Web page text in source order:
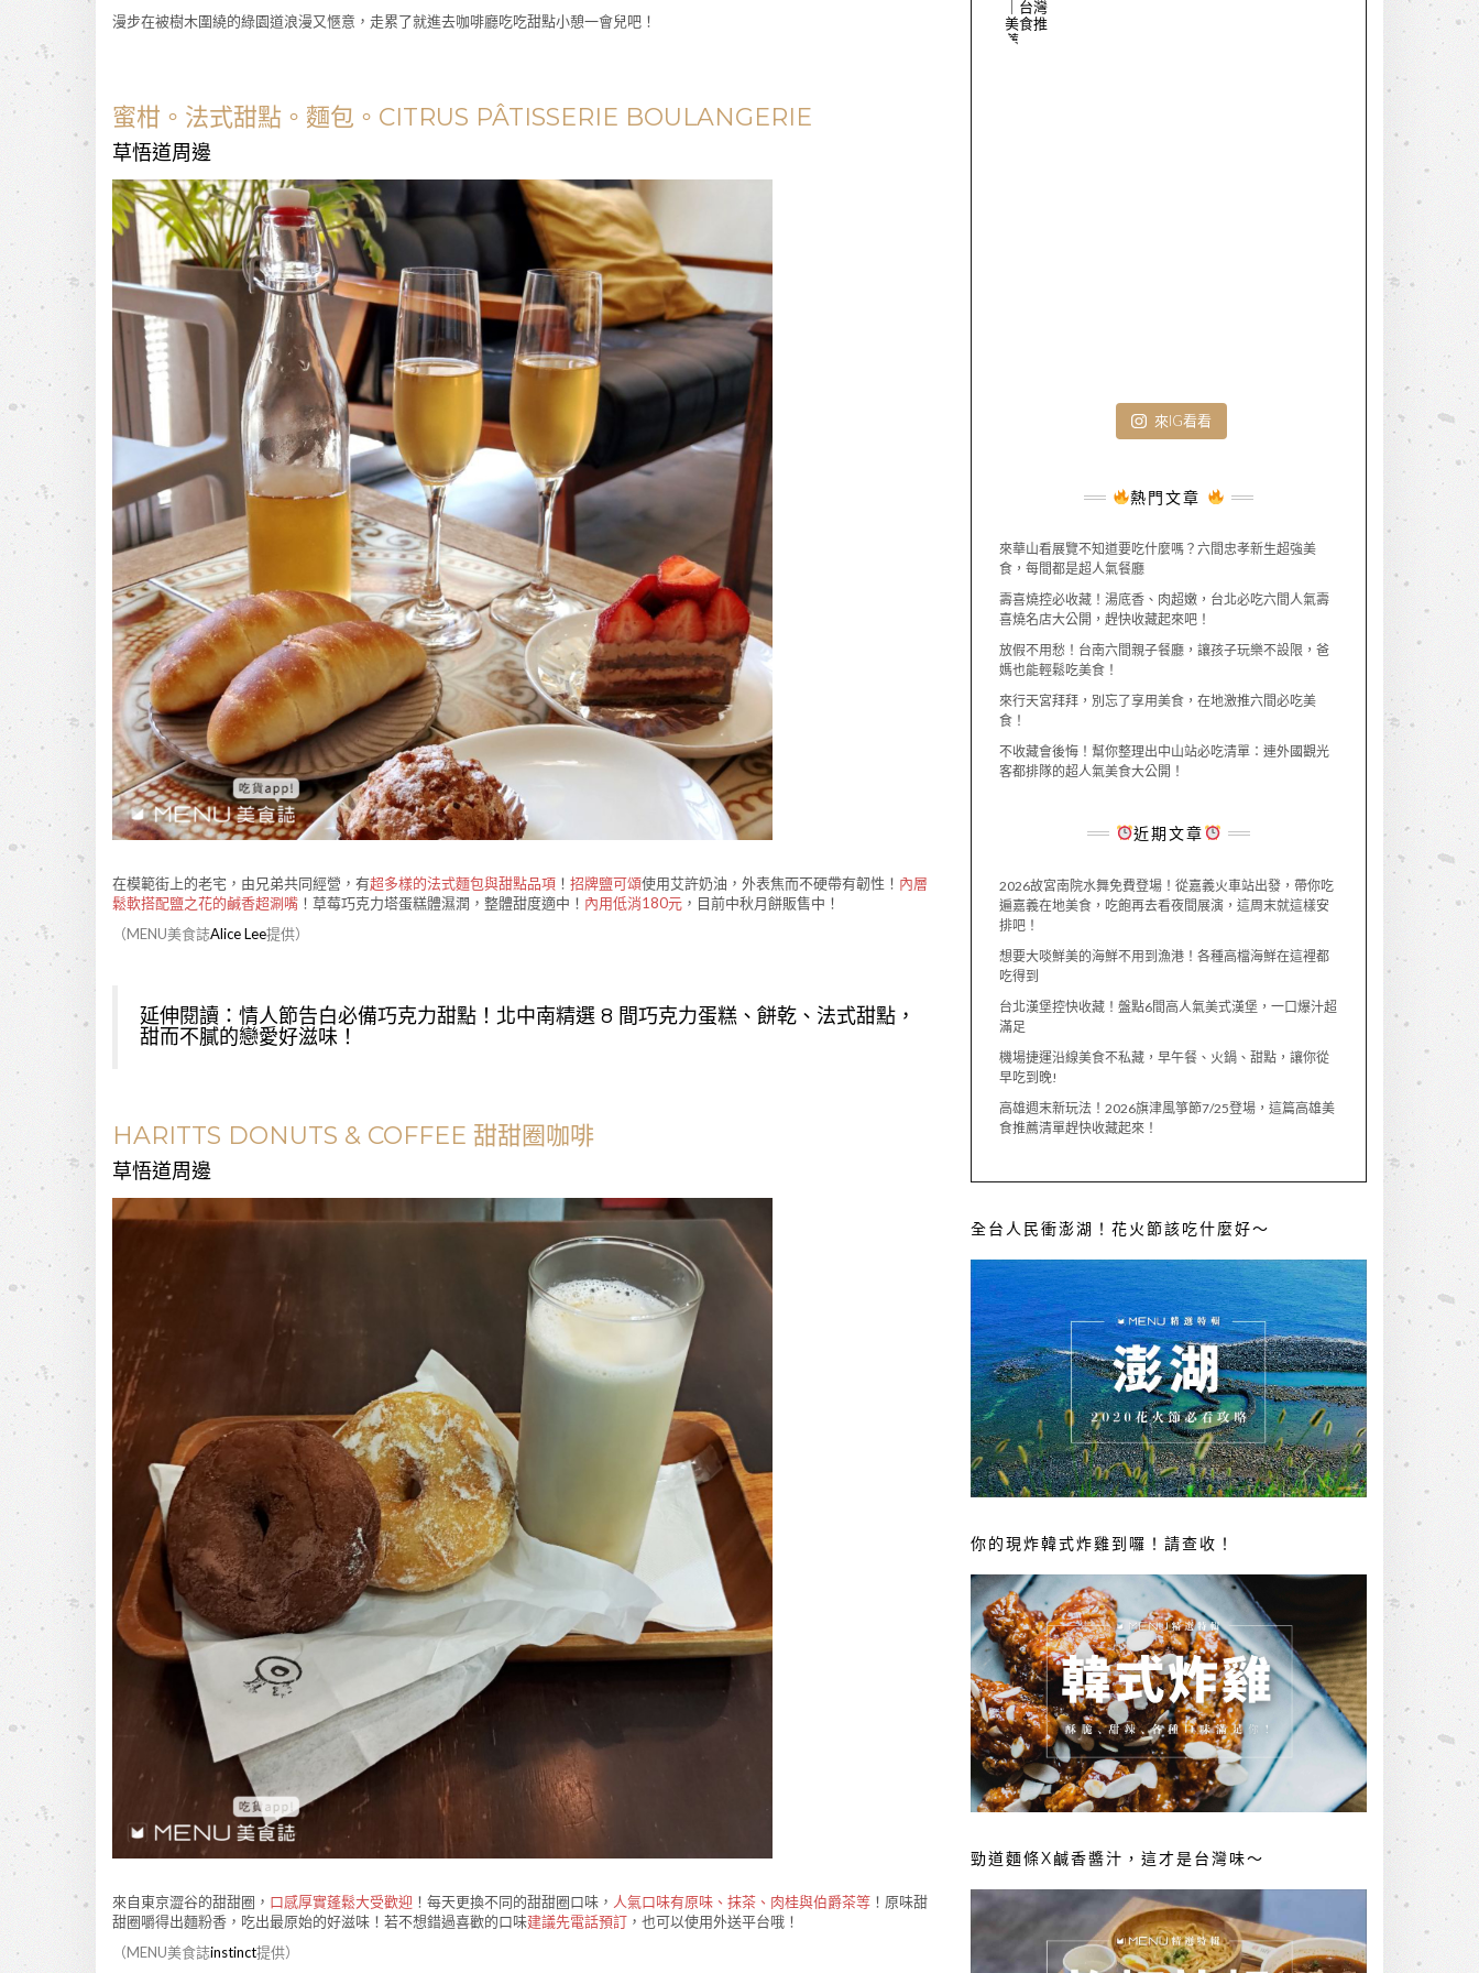
漫步在被樹木圍繞的綠園道浪漫又愜意，走累了就進去咖啡廳吃吃甜點小憩一會兒吧！
蜜柑。法式甜點。麵包。CITRUS PÂTISSERIE BOULANGERIE
草悟道周邊
在模範街上的老宅，由兄弟共同經營，有超多樣的法式麵包與甜點品項 ！ 招牌鹽可頌使用艾許奶油，外表焦而不硬帶有韌性！ 內層
鬆軟搭配鹽之花的鹹香超涮嘴 ！草莓巧克力塔蛋糕體濕潤，整體甜度適中！ 內用低消180元 ，目前中秋月餅販售中！
（MENU美食誌Alice Lee提供）
延伸閱讀： 情人節告白必備巧克力甜點！北中南精選 8 間巧克力蛋糕、餅乾、法式甜點，
甜而不膩的戀愛好滋味！
HARITTS DONUTS & COFFEE 甜甜圈咖啡
草悟道周邊
來自東京澀谷的甜甜圈， 口感厚實蓬鬆大受歡迎 ！每天更換不同的甜甜圈口味， 人氣口味有原味、抹茶、肉桂與伯爵茶等 ！原味甜
甜圈嚼得出麵粉香，吃出最原始的好滋味！若不想錯過喜歡的口味建議先電話預訂 ，也可以使用外送平台哦！
（MENU美食誌instinct提供）
來IG看看
熱門文章
來華山看展覽不知道要吃什麼嗎？六間忠孝新生超強美
食，每間都是超人氣餐廳
壽喜燒控必收藏！湯底香、肉超嫩，台北必吃六間人氣壽
喜燒名店大公開，趕快收藏起來吧！
放假不用愁！台南六間親子餐廳，讓孩子玩樂不設限，爸
媽也能輕鬆吃美食！
來行天宮拜拜，別忘了享用美食，在地激推六間必吃美
食！
不收藏會後悔！幫你整理出中山站必吃清單：連外國觀光
客都排隊的超人氣美食大公開！
近期文章
2026故宮南院水舞免費登場！從嘉義火車站出發，帶你吃
遍嘉義在地美食，吃飽再去看夜間展演，這周末就這樣安
排吧！
想要大啖鮮美的海鮮不用到漁港！各種高檔海鮮在這裡都
吃得到
台北漢堡控快收藏！盤點6間高人氣美式漢堡，一口爆汁超
滿足
機場捷運沿線美食不私藏，早午餐、火鍋、甜點，讓你從
早吃到晚!
高雄週末新玩法！2026旗津風箏節7/25登場，這篇高雄美
食推薦清單趕快收藏起來！
全台人民衝澎湖！花火節該吃什麼好～
你的現炸韓式炸雞到囉！請查收！
勁道麵條X鹹香醬汁，這才是台灣味～